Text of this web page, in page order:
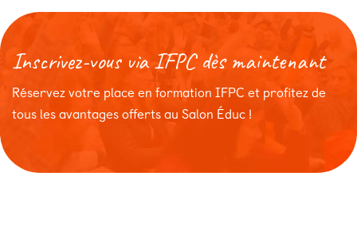
Inscrivez-vous via IFPC dès maintenant
Réservez votre place en formation IFPC et profitez de
tous les avantages offerts au Salon Éduc !